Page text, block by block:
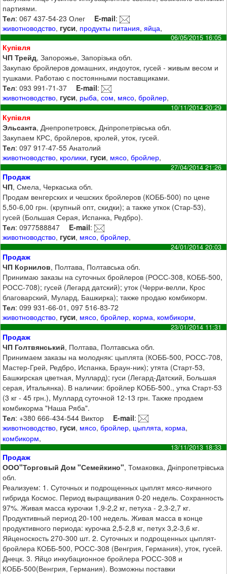
партиями.
Тел: 067 437-54-23 Олег E-mail:
животноводство, гуси, продукты питания,яйца,
06/05/2015 16:05
Купівля
ЧП Трейд, Запорожье, Запорізька обл.
Закупаю бройлеров домашних, индоуток, гусей - живым весом и
тушками. Работаю с постоянными поставщиками.
Тел: 093 991-71-37 E-mail:
животноводство, гуси, рыба,сом, мясо,бройлер,
10/11/2014 20:29
Купівля
Эльсанта, Днепропетровск, Дніпропетрівська обл.
Закупаем КРС, бройлеров, кролей, уток, гусей.
Тел: 097 917-47-55 Анатолий
животноводство, кролики, гуси, мясо,бройлер,
27/04/2014 21:26
Продаж
ЧП, Смела, Черкаська обл.
Продам венгерских и чешских бройлеров (КОББ-500) по цене
5,50-6,00 грн. (крупный опт, скидки); а также уткок (Стар-53),
гусей (Большая Серая, Испанка, Редбро).
Тел: 0977588847 E-mail:
животноводство, гуси, мясо,бройлер,
24/01/2014 20:03
Продаж
ЧП Корнилов, Полтава, Полтавська обл.
Принимаю заказы на суточных бройлеров (РОСС-308, КОББ-500,
РОСС-708); гусей (Легард датский); уток (Черри-велли, Крос
благоварский, Мулард, Башкирка); также продаю комбикорм.
Тел: 099 931-66-01, 097 516-83-72
животноводство, гуси, мясо,бройлер, корма, комбикорм,
23/01/2014 11:31
Продаж
ЧП Голтвянський, Полтава, Полтавська обл.
Принимаем заказы на молодняк: цыплята (КОББ-500, РОСС-708,
Мастер-Грей, Редбро, Испанка, Браун-ник); утята (Старт-53,
Башкирская цветная, Муллард); гуси (Легард-Датский, Большая
серая, Итальянка). В наличии: бройлер КОББ-500., утка Старт-53
(3 кг - 45 грн.), Муллард суточной 12-13 грн. Также продаем
комбикорма "Наша Ряба".
Тел: +380 666-434-544 Виктор E-mail:
животноводство, гуси, мясо,бройлер, цыплята, корма,
комбикорм,
13/11/2013 18:33
Продаж
ООО"Торговый Дом "Семейкино", Томаковка, Дніпропетрівська
обл.
Реализуем: 1. Суточных и подрощенных цыплят мясо-яичного
гибрида Космос. Период выращивания 0-20 недель. Сохранность
97%. Живая масса курочки 1,9-2,2 кг, петуха - 2,3-2,7 кг.
Продуктивный период 20-100 недель. Живая масса в конце
продуктивного периода: курочка 2,5-2,8 кг, петух 3,2-3,6 кг.
Яйценоскость 270-300 шт. 2. Суточных и подрощенных цыплят-
бройлера КОББ-500, РОСС-308 (Венгрия, Германия), уток, гусей.
Днецк. 3. Яйцо инкубационное бройлера РОСС-308 и
КОББ-500(Венгрия, Германия). Возможны поставки